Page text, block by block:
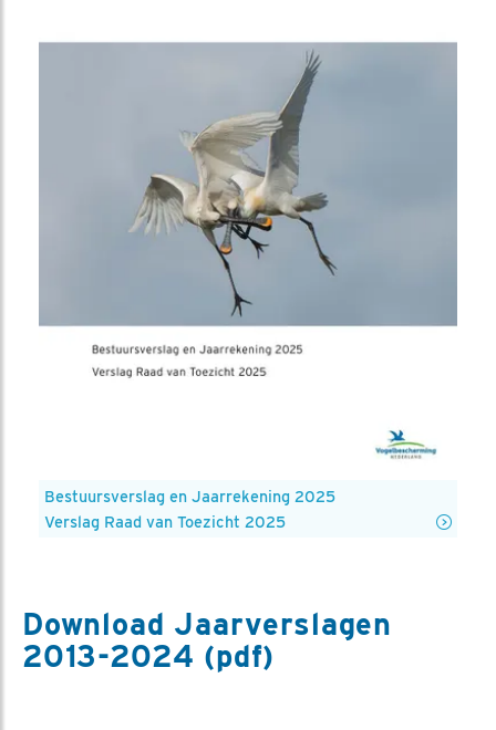
Bestuursverslag en Jaarrekening 2025
Verslag Raad van Toezicht 2025
Download Jaarverslagen
2013-2024 (pdf)